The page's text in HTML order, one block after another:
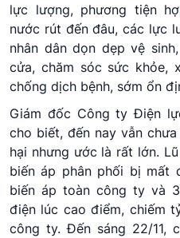
lực lượng, phương tiện
nước rút đến đâu, các lực
nhân dân dọn dẹp vệ
cửa, chăm sóc sức khỏe,
chống dịch bệnh, sớm ổn
Giám đốc Công ty Điện
cho biết, đến nay vẫn
hại nhưng ước là rất lớn.
biến áp phân phối bị mất
biến áp toàn công ty và
điện lúc cao điểm, chiếm
công ty. Đến sáng 22/11,